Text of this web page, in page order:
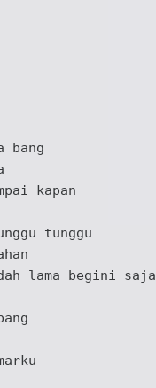
bang
kapan
tunggu
lama begini saj a